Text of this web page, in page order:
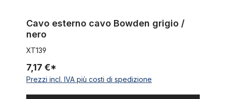
Cavo esterno cavo Bowden grigio /
nero
XT139
7,17 €*
Prezzi incl. IVA più costi di spedizione